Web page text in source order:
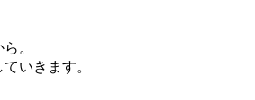
。
いきます。